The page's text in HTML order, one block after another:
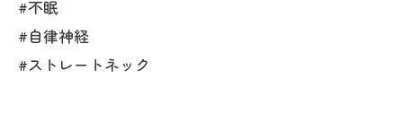
#不眠
#自律神経
#ストレートネック